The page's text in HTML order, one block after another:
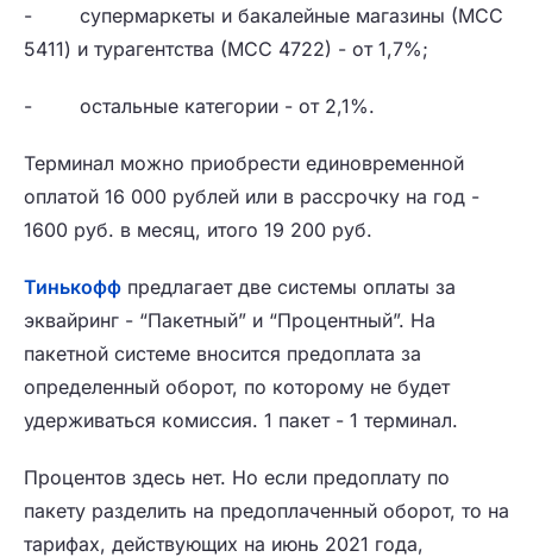
- супермаркеты и бакалейные магазины (МСС
5411) и турагентства (МСС 4722) - от 1,7%;
- остальные категории - от 2,1%.
Терминал можно приобрести единовременной
оплатой 16 000 рублей или в рассрочку на год -
1600 руб. в месяц, итого 19 200 руб.
Тинькофф предлагает две системы оплаты за
эквайринг - “Пакетный” и “Процентный”. На
пакетной системе вносится предоплата за
определенный оборот, по которому не будет
удерживаться комиссия. 1 пакет - 1 терминал.
Процентов здесь нет. Но если предоплату по
пакету разделить на предоплаченный оборот, то на
тарифах, действующих на июнь 2021 года,